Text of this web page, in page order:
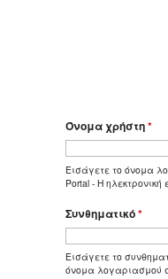
Όνομα χρήστη*
Εισάγετε το όνομα
Portal - Η
Συνθηματικό*
Εισάγετε το
όνομα λογαριασμού